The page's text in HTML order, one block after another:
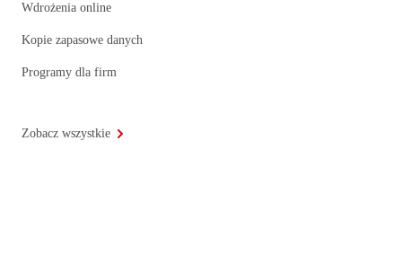
Wdrożenia online
Kopie zapasowe danych
Programy dla firm
Zobacz wszystkie